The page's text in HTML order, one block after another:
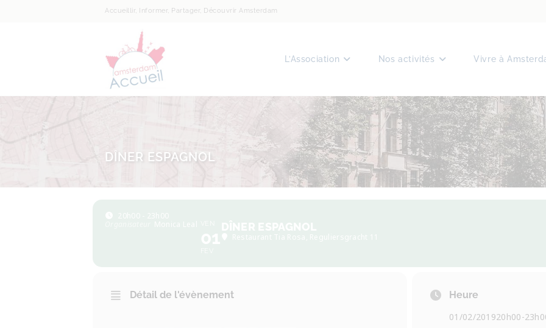
Accueillir, Informer, Partager, Découvrir Amsterdam
L’Association Nos activités Vivre à
DÎNER ESPAGNOL
Détail de l'évènement
Heure
01/02/201920h00-